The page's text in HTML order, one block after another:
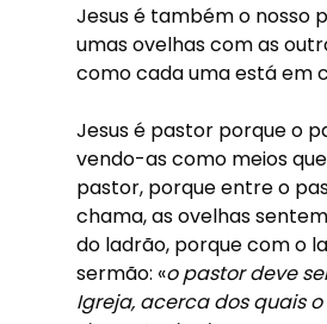
Jesus é também o nosso
umas ovelhas com as
como cada uma está em
Jesus é pastor porque o
vendo-as como meios
pastor, porque entre o
chama, as ovelhas
do ladrão, porque com o
sermão: «o pastor deve
Igreja, acerca dos quais